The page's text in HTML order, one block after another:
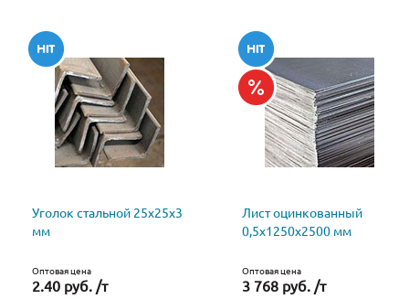
Уголок стальной 25х25х3
мм
Оптовая цена
2.40 руб. /т
Лист оцинкованный
0,5х1250х2500 мм
Оптовая цена
3 768 руб. /т